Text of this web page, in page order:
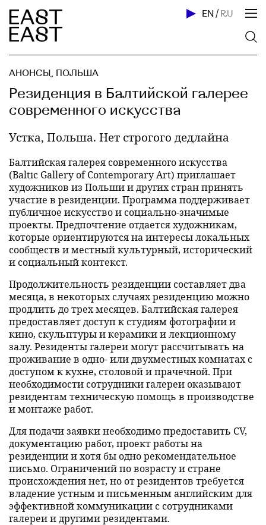
EN / RU
АНОНСЫ, ПОЛЬША
Резиденция в Балтийской галерее
современного искусства
Устка, Польша. Нет строгого дедлайна
Балтийская галерея современного искусства
(Baltic Gallery of Contemporary Art) приглашает
художников из Польши и других стран принять
участие в резиденции. Программа поддерживает
публичное искусство и социально-значимые
проекты. Предпочтение отдается художникам,
которые ориентируются на интересы локальных
сообществ и местный культурный, исторический
и социальный контекст.
Продолжительность резиденции составляет два
месяца, в некоторых случаях резиденцию можно
продлить до трех месяцев. Балтийская галерея
предоставляет доступ к студиям фотографии и
кино, скульптуры и керамики и лекционному
залу. Резиденты галереи могут рассчитывать на
проживание в одно- или двухместных комнатах с
доступом к кухне, столовой и прачечной. При
необходимости сотрудники галереи оказывают
резидентам техническую помощь в производстве
и монтаже работ.
Для подачи заявки необходимо предоставить CV,
документацию работ, проект работы на
резиденции и хотя бы одно рекомендательное
письмо. Ограничений по возрасту и стране
происхождения нет, но от резидентов требуется
владение устным и письменным английским для
эффективной коммуникации с сотрудниками
галереи и другими резидентами.